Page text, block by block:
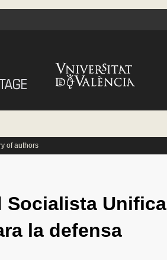
of authors
la defensa